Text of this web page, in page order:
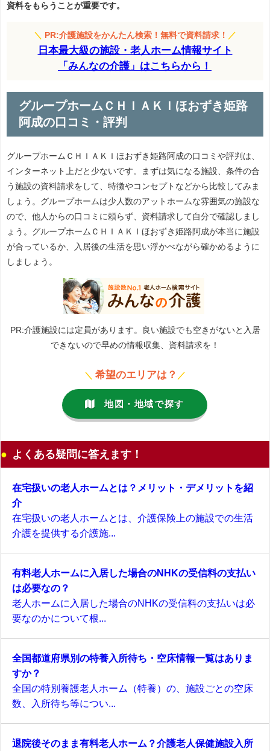
資料をもらうことが重要です。
＼ PR:介護施設をかんたん検索！無料で資料請求！ ／
日本最大級の施設・老人ホーム情報サイト
「みんなの介護」はこちらから！
グループホームＣＨＩＡＫＩほおずき姫路
阿成の口コミ・評判
グループホームＣＨＩＡＫＩほおずき姫路阿成の口コミや評判は、
インターネット上だと少ないです。まずは気になる施設、条件の合
う施設の資料請求をして、特徴やコンセプトなどから比較してみま
しょう。グループホームは少人数のアットホームな雰囲気の施設な
ので、他人からの口コミに頼らず、資料請求して自分で確認しまし
ょう。グループホームＣＨＩＡＫＩほおずき姫路阿成が本当に施設
が合っているか、入居後の生活を思い浮かべながら確かめるように
しましょう。
PR:介護施設には定員があります。良い施設でも空きがないと入居
できないので早めの情報収集、資料請求を！
＼ 希望のエリアは？ ／
地図・地域で探す
よくある疑問に答えます！
在宅扱いの老人ホームとは？メリット・デメリットを紹
介
在宅扱いの老人ホームとは、介護保険上の施設での生活
介護を提供する介護施...
有料老人ホームに入居した場合のNHKの受信料の支払い
は必要なの？
老人ホームに入居した場合のNHKの受信料の支払いは必
要なのかについて根...
全国都道府県別の特養入所待ち・空床情報一覧はありま
すか？
全国の特別養護老人ホーム（特養）の、施設ごとの空床
数、入所待ち等につい...
退院後そのまま有料老人ホーム？介護老人保健施設入所